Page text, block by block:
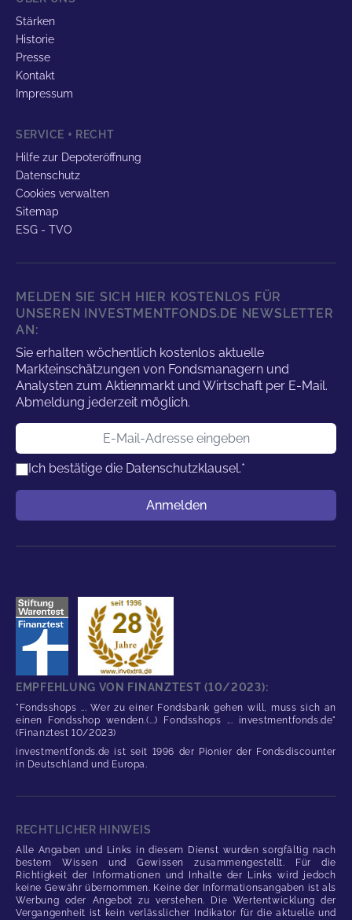
Stärken
Historie
Presse
Kontakt
Impressum
SERVICE + RECHT
Hilfe zur Depoteröffnung
Datenschutz
Cookies verwalten
Sitemap
ESG - TVO
MELDEN SIE SICH HIER KOSTENLOS FÜR
UNSEREN INVESTMENTFONDS.DE NEWSLETTER
AN:
Sie erhalten wöchentlich kostenlos aktuelle
Markteinschätzungen von Fondsmanagern und
Analysten zum Aktienmarkt und Wirtschaft per E-Mail.
Abmeldung jederzeit möglich.
E-Mail-Adresse
Ich bestätige die Datenschutzklausel.*
Anmelden
EMPFEHLUNG VON FINANZTEST (10/2023):
"Fondsshops ... Wer zu einer Fondsbank gehen will, muss sich an
einen Fondsshop wenden.(...) Fondsshops ... investmentfonds.de"
(Finanztest 10/2023)
investmentfonds.de ist seit 1996 der Pionier der Fondsdiscounter
in Deutschland und Europa.
RECHTLICHER HINWEIS
Alle Angaben und Links in diesem Dienst wurden sorgfältig nach
bestem Wissen und Gewissen zusammengestellt. Für die
Richtigkeit der Informationen und Inhalte der Links wird jedoch
keine Gewähr übernommen. Keine der Informationsangaben ist als
Werbung oder Angebot zu verstehen. Die Wertentwicklung der
Vergangenheit ist kein verlässlicher Indikator für die aktuelle und